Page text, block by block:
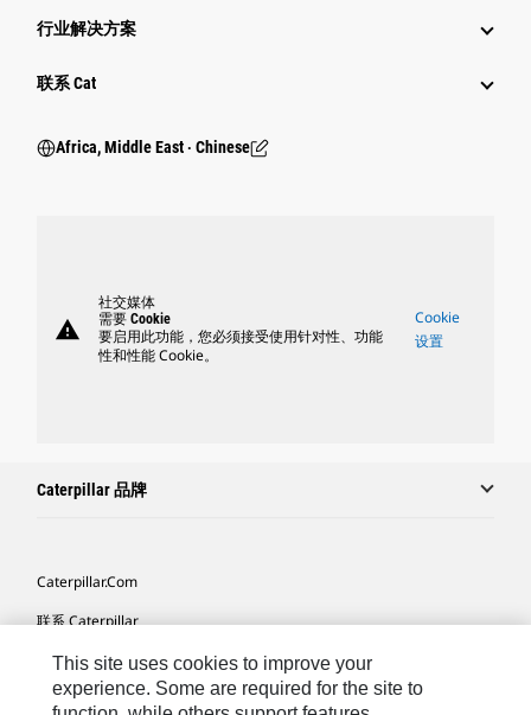
行业解决方案
行业
联系 Cat
Africa, Middle East ‧ Chinese
warning
社交媒体
需要 Cookie
要启用此功能，您必须接受使用针对性、功能
性和性能 Cookie。
Cookie
设置
Caterpillar 品牌
Caterpillar.com
联系 Caterpillar
我的营销首选项
站点地图
This site uses cookies to improve your
experience. Some are required for the site to